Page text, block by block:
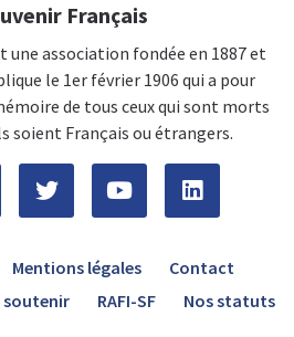
Français
une association fondée en 1887 et
le 1er février 1906 qui a pour
de tous ceux qui sont morts
soient Français ou étrangers.
Mentions légales
Contact
soutenir RAFI-SF Nos statuts